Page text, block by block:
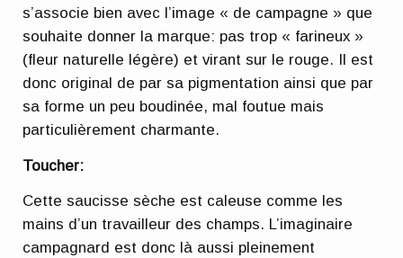
s’associe bien avec l’image « de campagne » que
souhaite donner la marque: pas trop « farineux »
(fleur naturelle légère) et virant sur le rouge. Il est
donc original de par sa pigmentation ainsi que par
sa forme un peu boudinée, mal foutue mais
particulièrement charmante.
Toucher:
Cette saucisse sèche est caleuse comme les
mains d’un travailleur des champs. L’imaginaire
campagnard est donc là aussi pleinement